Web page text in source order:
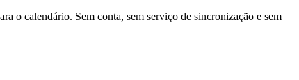
o calendário. Sem conta, sem serviço de sincronização e sem